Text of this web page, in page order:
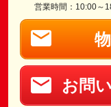
営業時間：10:00～
お問